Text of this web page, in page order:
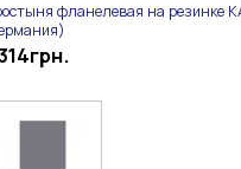
фланелевая на резинке
грн.